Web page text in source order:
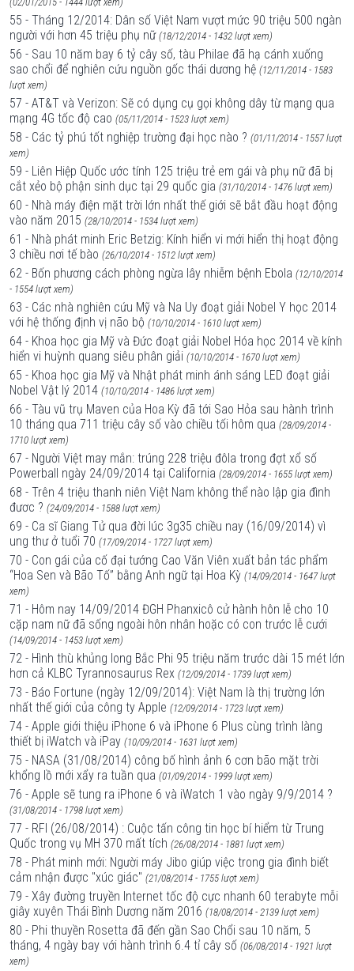
55 - Tháng 12/2014: Dân số Việt Nam vượt mức 90 triệu 500 ngàn
người với hơn 45 triệu phụ nữ (18/12/2014 - 1432 lượt xem)
56 - Sau 10 năm bay 6 tỷ cây số, tàu Philae đã hạ cánh xuống
sao chổi để nghiên cứu nguồn gốc thái dương hệ (12/11/2014 - 1583
lượt xem)
57 - AT&T và Verizon: Sẽ có dụng cụ gọi không dây từ mạng qua
mạng 4G tốc độ cao (05/11/2014 - 1523 lượt xem)
58 - Các tỷ phú tốt nghiệp trường đại học nào ? (01/11/2014 - 1557 lượt
xem)
59 - Liên Hiệp Quốc ước tính 125 triệu trẻ em gái và phụ nữ đã bị
cắt xẻo bộ phận sinh dục tại 29 quốc gia (31/10/2014 - 1476 lượt xem)
60 - Nhà máy điện mặt trời lớn nhất thế giới sẽ bắt đầu hoạt động
vào năm 2015 (28/10/2014 - 1534 lượt xem)
61 - Nhà phát minh Eric Betzig: Kính hiển vi mới hiển thị hoạt động
3 chiều nơi tế bào (26/10/2014 - 1512 lượt xem)
62 - Bốn phương cách phòng ngừa lây nhiễm bệnh Ebola (12/10/2014
- 1554 lượt xem)
63 - Các nhà nghiên cứu Mỹ và Na Uy đoạt giải Nobel Y học 2014
với hệ thống định vị não bộ (10/10/2014 - 1610 lượt xem)
64 - Khoa học gia Mỹ và Đức đoạt giải Nobel Hóa học 2014 về kính
hiển vi huỳnh quang siêu phân giải (10/10/2014 - 1670 lượt xem)
65 - Khoa học gia Mỹ và Nhật phát minh ánh sáng LED đoạt giải
Nobel Vật lý 2014 (10/10/2014 - 1486 lượt xem)
66 - Tàu vũ trụ Maven của Hoa Kỳ đã tới Sao Hỏa sau hành trình
10 tháng qua 711 triệu cây số vào chiều tối hôm qua (28/09/2014 -
1710 lượt xem)
67 - Người Việt may mắn: trúng 228 triệu đôla trong đợt xổ số
Powerball ngày 24/09/2014 tại California (28/09/2014 - 1655 lượt xem)
68 - Trên 4 triệu thanh niên Việt Nam không thể nào lập gia đình
đươc ? (24/09/2014 - 1588 lượt xem)
69 - Ca sĩ Giang Tử qua đời lúc 3g35 chiều nay (16/09/2014) vì
ung thư ở tuổi 70 (17/09/2014 - 1727 lượt xem)
70 - Con gái của cố đại tướng Cao Văn Viên xuất bản tác phẩm
“Hoa Sen và Bão Tố” bằng Anh ngữ tại Hoa Kỳ (14/09/2014 - 1647 lượt
xem)
71 - Hôm nay 14/09/2014 ĐGH Phanxicô cử hành hôn lễ cho 10
cặp nam nữ đã sống ngoài hôn nhân hoặc có con trước lễ cưới
(14/09/2014 - 1453 lượt xem)
72 - Hình thù khủng long Bắc Phi 95 triệu năm trước dài 15 mét lớn
hơn cả KLBC Tyrannosaurus Rex (12/09/2014 - 1739 lượt xem)
73 - Báo Fortune (ngày 12/09/2014): Việt Nam là thị trường lớn
nhất thế giới của công ty Apple (12/09/2014 - 1723 lượt xem)
74 - Apple giới thiệu iPhone 6 và iPhone 6 Plus cùng trình làng
thiết bị iWatch và iPay (10/09/2014 - 1631 lượt xem)
75 - NASA (31/08/2014) công bố hình ảnh 6 cơn bão mặt trời
khổng lồ mới xẩy ra tuần qua (01/09/2014 - 1999 lượt xem)
76 - Apple sẽ tung ra iPhone 6 và iWatch 1 vào ngày 9/9/2014 ?
(31/08/2014 - 1798 lượt xem)
77 - RFI (26/08/2014) : Cuộc tấn công tin học bí hiểm từ Trung
Quốc trong vụ MH 370 mất tích (26/08/2014 - 1881 lượt xem)
78 - Phát minh mới: Người máy Jibo giúp việc trong gia đình biết
cảm nhận được "xúc giác" (21/08/2014 - 1755 lượt xem)
79 - Xây đường truyền Internet tốc độ cực nhanh 60 terabyte mỗi
giây xuyên Thái Bình Dương năm 2016 (18/08/2014 - 2139 lượt xem)
80 - Phi thuyền Rosetta đã đến gần Sao Chổi sau 10 năm, 5
tháng, 4 ngày bay với hành trình 6.4 tỉ cây số (06/08/2014 - 1921 lượt
xem)